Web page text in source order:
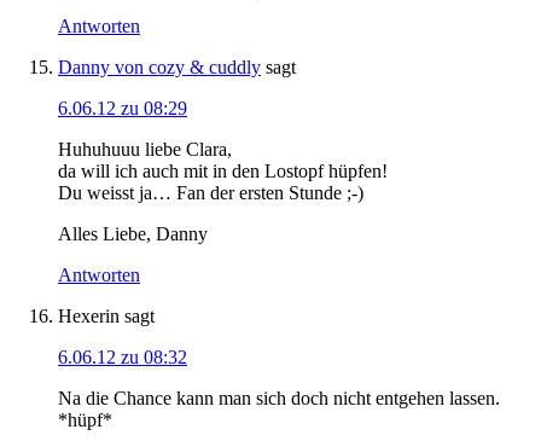
Antworten
Danny von cozy & cuddly sagt
6.06.12 zu 08:29
Huhuhuuu liebe Clara,
da will ich auch mit in den Lostopf hüpfen!
Du weisst ja… Fan der ersten Stunde ;-)
Alles Liebe, Danny
Antworten
Hexerin sagt
6.06.12 zu 08:32
Na die Chance kann man sich doch nicht entgehen lassen.
*hüpf*